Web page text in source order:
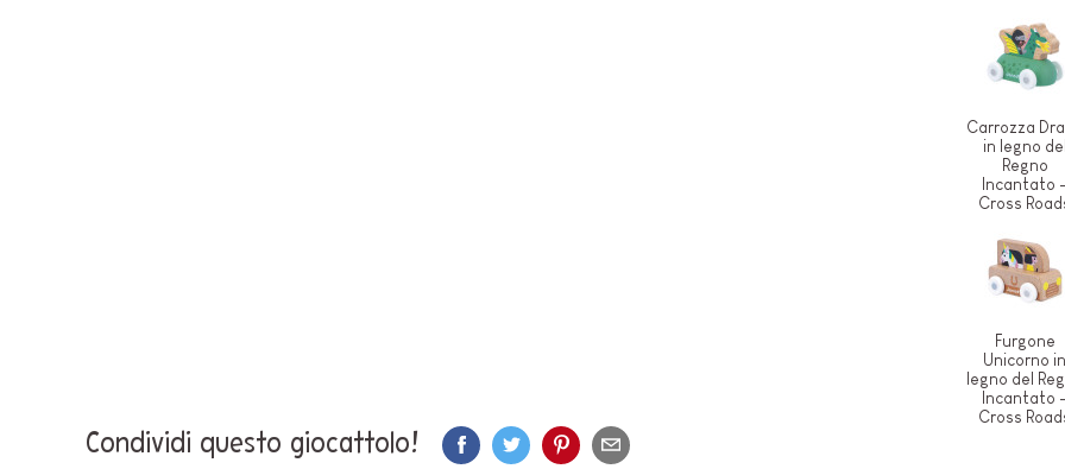
Carrozza
in legno del
Regno
Incantato -
Cross
Furgone
Unicorno in
legno del
Incantato -
Cross
Condividi questo giocattolo!